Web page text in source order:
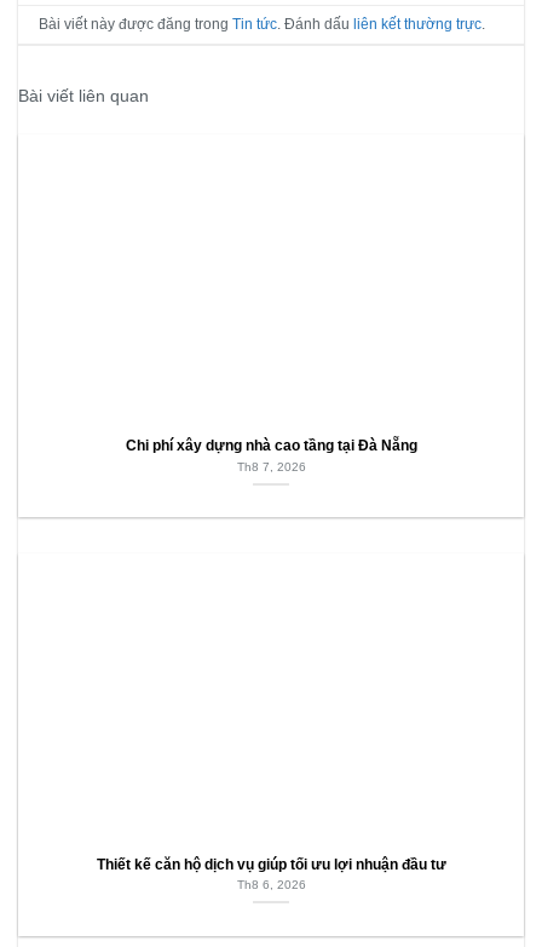
Bài viết này được đăng trongTin tức . Đánh dấu liên kết thường trực
Bài viết liên quan
Chi phí xây dựng nhà cao tầng tại Đà Nẵng
Th8 7, 2026
Thiết kế căn hộ dịch vụ giúp tối ưu lợi nhuận đầu tư
Th8 6, 2026